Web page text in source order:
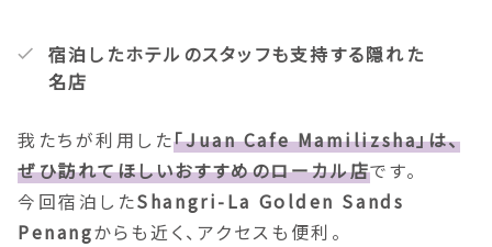
宿泊したホテルのスタッフも支持する隠れた
名店
我たちが利用した「Juan Cafe Mamilizsha」は、
ぜひ訪れてほしいおすすめのローカル店です。
今回宿泊したShangri-La Golden Sands
Penangからも近く、アクセスも便利。